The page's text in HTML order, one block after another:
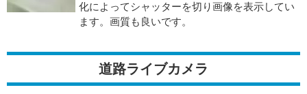
化によってシャッターを切り画像を表示してい
ます。画質も良いです。
道路ライブカメラ